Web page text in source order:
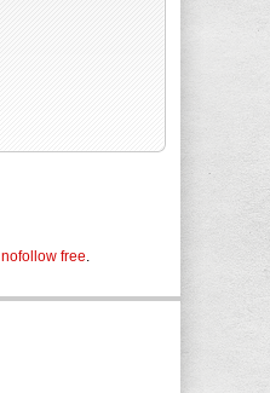
nofollow free.